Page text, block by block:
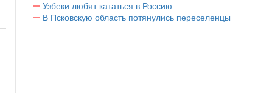
Узбеки любят кататься в Россию.
В Псковскую область потянулись переселенцы